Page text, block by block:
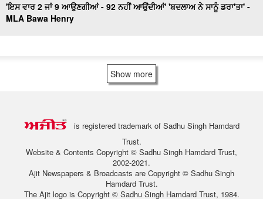
'ਇਸ ਵਾਰ 2 ਜਾਂ 9 ਆਉਣਗੀਆਂ - 92 ਨਹੀਂ ਆਉਂਦੀਆਂ' 'ਬਦਲਾਅ ਨੇ ਸਾਨੂੰ ਡਰਾ'ਤਾ' -
MLA Bawa Henry
Show more
is registered trademark of Sadhu Singh Hamdard
Trust.
Website & Contents Copyright © Sadhu Singh Hamdard Trust,
2002-2021.
Ajit Newspapers & Broadcasts are Copyright © Sadhu Singh
Hamdard Trust.
The Ajit logo is Copyright © Sadhu Singh Hamdard Trust, 1984.